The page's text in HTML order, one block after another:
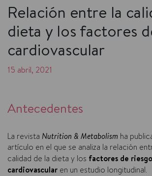
Relación entre la
dieta y los factores
cardiovascular
15 abril, 2021
Antecedentes
La revista Nutrition & Metabolism ha
artículo en el que se analiza la relación
calidad de la dieta y los factores de riesgo
cardiovascular en un estudio longitudinal.